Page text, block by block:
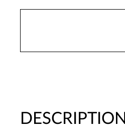
DESCRIPTION